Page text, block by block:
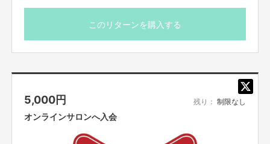
＊2020年2月～12月までとします
途中参加ありです。
※この日本酒 以外の飲食代は別途
このリターンを購入する
5,000円 残り： 制限なし
オンラインサロンへ入会